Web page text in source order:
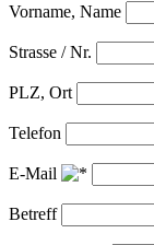
Vorname, Name
Strasse / Nr.
PLZ, Ort
Telefon
E-Mail
Betreff